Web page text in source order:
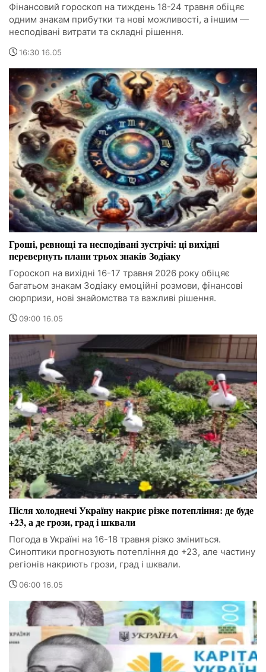
Фінансовий гороскоп на тиждень 18-24 травня обіцяє
одним знакам прибутки та нові можливості, а іншим —
несподівані витрати та складні рішення.
16:30 16.05
Гроші, ревнощі та несподівані зустрічі: ці вихідні
перевернуть плани трьох знаків Зодіаку
Гороскоп на вихідні 16-17 травня 2026 року обіцяє
багатьом знакам Зодіаку емоційні розмови, фінансові
сюрпризи, нові знайомства та важливі рішення.
09:00 16.05
Після холоднечі Україну накриє різке потепління: де буде
+23, а де грози, град і шквали
Погода в Україні на 16-18 травня різко зміниться.
Синоптики прогнозують потепління до +23, але частину
регіонів накриють грози, град і шквали.
06:00 16.05